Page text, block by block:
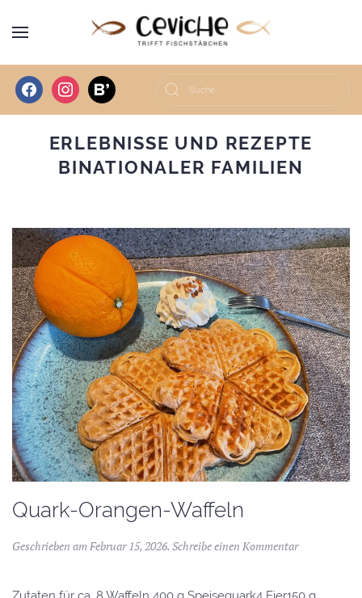
facebookinstagrambloglovin
ERLEBNISSE UND REZEPTE
BINATIONALER FAMILIEN
Quark-Orangen-Waffeln
Geschrieben am Februar 15, 2026. Schreibe einen Kommentar